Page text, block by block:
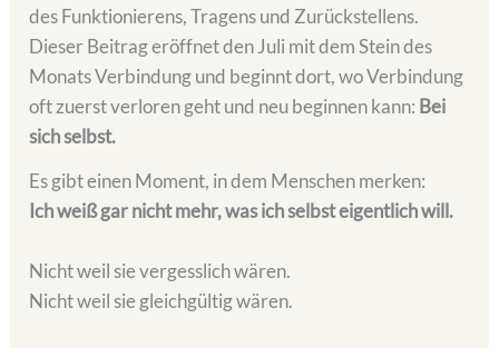
des Funktionierens, Tragens und Zurückstellens.
Dieser Beitrag eröffnet den Juli mit dem Stein des
Monats Verbindung und beginnt dort, wo Verbindung
oft zuerst verloren geht und neu beginnen kann: Bei
sich selbst.
Es gibt einen Moment, in dem Menschen merken:
Ich weiß gar nicht mehr, was ich selbst eigentlich will.
Nicht weil sie vergesslich wären.
Nicht weil sie gleichgültig wären.